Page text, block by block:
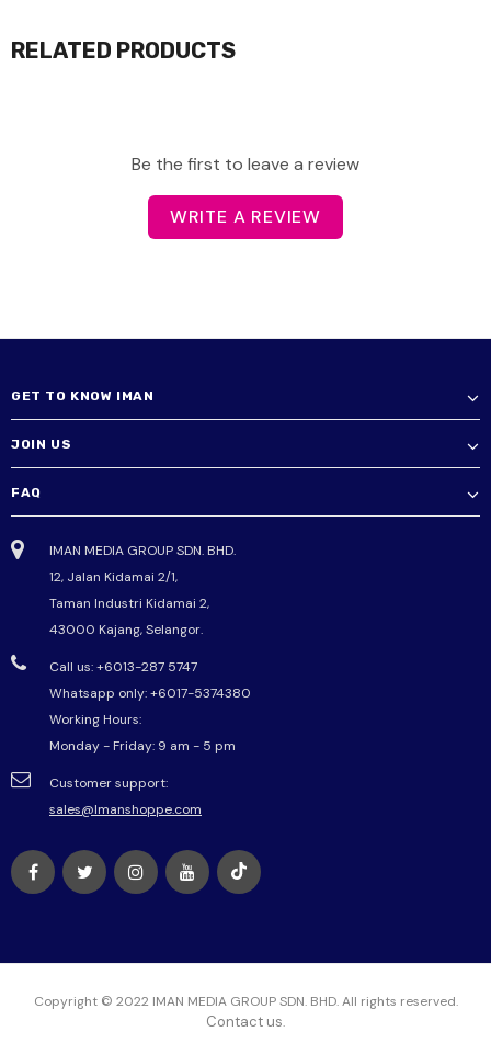
RELATED PRODUCTS
Be the first to leave a review
WRITE A REVIEW
GET TO KNOW IMAN
JOIN US
FAQ
IMAN MEDIA GROUP SDN. BHD.
12, Jalan Kidamai 2/1,
Taman Industri Kidamai 2,
43000 Kajang, Selangor.
Call us: +6013-287 5747
Whatsapp only:+6017-5374380
Working Hours:
Monday - Friday: 9 am - 5 pm
Customer support:
sales@Imanshoppe.com
Copyright © 2022 IMAN MEDIA GROUP SDN. BHD. All rights reserved.
Contact us.